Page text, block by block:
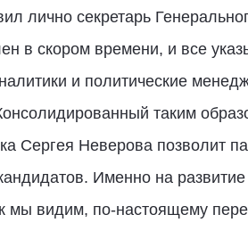
лично секретарь
в скором времени, и все
и политические
таким
Сергея Неверова позволит
Именно на
мы видим, по-настоящему